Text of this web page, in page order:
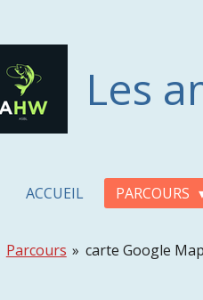
Les
ACCUEIL PARCOURS
Parcours » carte Google